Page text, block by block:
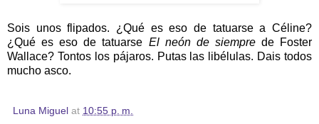
Sois unos flipados. ¿Qué es eso de tatuarse a Céline?
¿Qué es eso de tatuarse El neón de siemprede Foster
Wallace? Tontos los pájaros. Putas las libélulas. Dais todos
mucho asco.
Luna Miguel at 10:55 p. m.